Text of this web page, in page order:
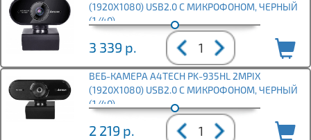
(1920X1080) USB2.0 С МИКРОФОНОМ, ЧЕРНЫЙ
(1/40)
3 339 р.
ВЕБ-КАМЕРА A4TECH PK-935HL 2MPIX
(1920X1080) USB2.0 С МИКРОФОНОМ, ЧЕРНЫЙ
(1/40)
2 219 р.